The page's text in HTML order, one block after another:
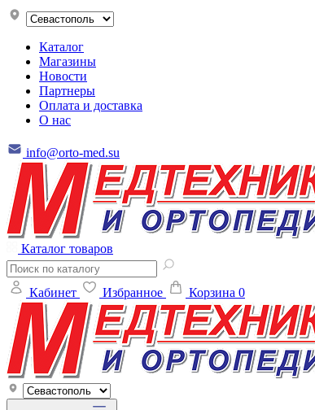
Каталог
Магазины
Новости
Партнеры
Оплата и доставка
О нас
info@orto-med.su
Каталог товаров
Кабинет Избранное Корзина 0